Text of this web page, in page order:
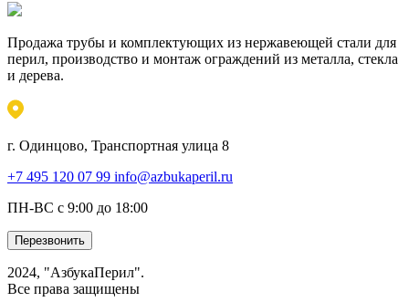
Продажа трубы и комплектующих из нержавеющей стали для
перил, производство и монтаж ограждений из металла, стекла
и дерева.
г. Одинцово, Транспортная улица 8
+7 495 120 07 99 info@azbukaperil.ru
ПН-ВС с 9:00 до 18:00
Перезвонить
2024, "АзбукаПерил".
Все права защищены